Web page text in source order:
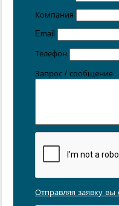
Цена от 5 руб. / кг
Компания
Email
Телефон
Запрос / сообщение
Отправляя заявку